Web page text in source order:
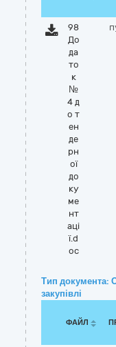
98
До
да
то
к
№
4 д
о т
ен
де
рн
ої
до
ку
ме
нт
аці
ї.d
oc
Тип документа:
закупівлі
ФАЙЛ